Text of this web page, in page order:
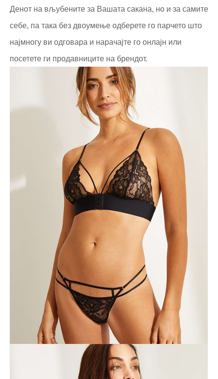
Денот на вљубените за Вашата сакана, но и за самите
себе, па така без двоумење одберете го парчето што
најмногу ви одговара и нарачајте го онлајн или
посетете ги продавниците на брендот.